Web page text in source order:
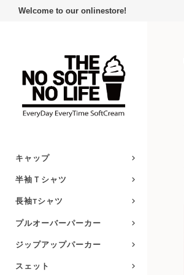
Welcome to our onlinestore!
キャップ
半袖Ｔシャツ
長袖Tシャツ
プルオーバーパーカー
ジップアップパーカー
スェット